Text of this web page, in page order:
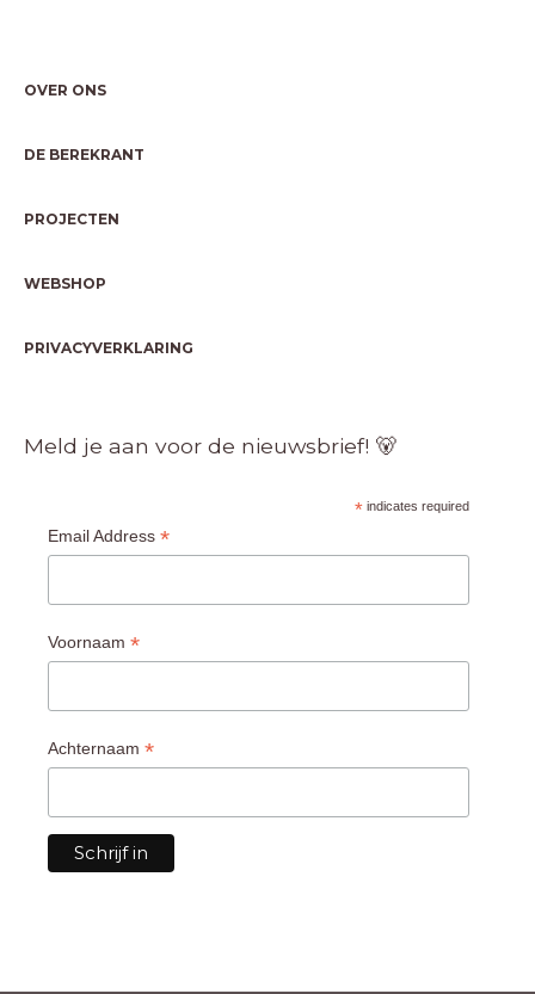
OVER ONS
DE BEREKRANT
PROJECTEN
WEBSHOP
PRIVACYVERKLARING
Meld je aan voor de nieuwsbrief! 🐻
* indicates required
Email Address *
Voornaam *
Achternaam *